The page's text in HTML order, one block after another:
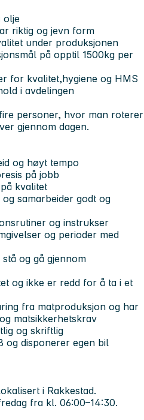
olje
riktig og jevn form
under produksjonen
på opptil 1500kg per
for kvalitet,hygiene og HMS
i avdelingen
personer, hvor man roterer
gjennom dagen.
og høyt tempo
på jobb
kvalitet
samarbeider godt og
og instrukser
og perioder med
og gå gjennom
og ikke er redd for å ta i et
fra matproduksjon og har
matsikkerhetskrav
og skriftlig
og disponerer egen bil
i Rakkestad.
fra kl. 06:00–14:30.